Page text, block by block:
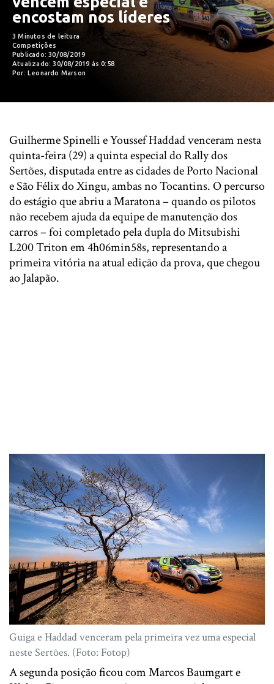
encostam nos líderes
3 Minutos de leitura
Competições
Publicado: 30/08/2019
Atualizado: 30/08/2019 às 0:58
Por: Leonardo Marson
Guilherme Spinelli e Youssef Haddad venceram nesta
quinta-feira (29) a quinta especial do Rally dos
Sertões, disputada entre as cidades de Porto Nacional
e São Félix do Xingu, ambas no Tocantins. O percurso
do estágio que abriu a Maratona – quando os pilotos
não recebem ajuda da equipe de manutenção dos
carros – foi completado pela dupla do Mitsubishi
L200 Triton em 4h06min58s, representando a
primeira vitória na atual edição da prova, que chegou
ao Jalapão.
Guiga e Haddad venceram pela primeira vez uma especial
neste Sertões. (Foto: Fotop)
A segunda posição ficou com Marcos Baumgart e